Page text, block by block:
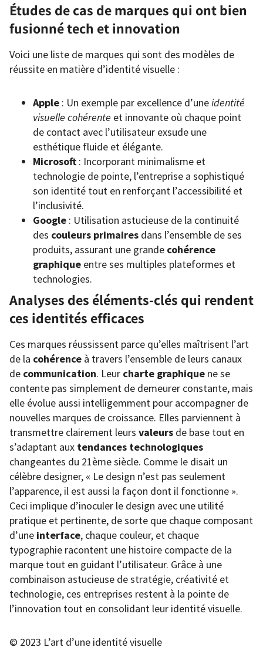
Études de cas de marques qui ont bien
fusionné tech et innovation
Voici une liste de marques qui sont des modèles de
réussite en matière d’identité visuelle :
Apple : Un exemple par excellence d’uneidentité
visuelle cohérente et innovante où chaque point
de contact avec l’utilisateur exsude une
esthétique fluide et élégante.
Microsoft : Incorporant minimalisme et
technologie de pointe, l’entreprise a sophistiqué
son identité tout en renforçant l’accessibilité et
l’inclusivité.
Google : Utilisation astucieuse de la continuité
des couleurs primaires dans l’ensemble de ses
produits, assurant une grande cohérence
graphique entre ses multiples plateformes et
technologies.
Analyses des éléments-clés qui rendent
ces identités efficaces
Ces marques réussissent parce qu’elles maîtrisent l’art
de la cohérence à travers l’ensemble de leurs canaux
de communication. Leur charte graphique ne se
contente pas simplement de demeurer constante, mais
elle évolue aussi intelligemment pour accompagner de
nouvelles marques de croissance. Elles parviennent à
transmettre clairement leurs valeurs de base tout en
s’adaptant aux tendances technologiques
changeantes du 21ème siècle. Comme le disait un
célèbre designer, « Le design n’est pas seulement
l’apparence, il est aussi la façon dont il fonctionne ».
Ceci implique d’inoculer le design avec une utilité
pratique et pertinente, de sorte que chaque composant
d’une interface, chaque couleur, et chaque
typographie racontent une histoire compacte de la
marque tout en guidant l’utilisateur. Grâce à une
combinaison astucieuse de stratégie, créativité et
technologie, ces entreprises restent à la pointe de
l’innovation tout en consolidant leur identité visuelle.
© 2023 L’art d’une identité visuelle